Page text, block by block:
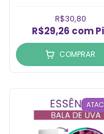
R$30,80
R$29,26 com
COMPRAR